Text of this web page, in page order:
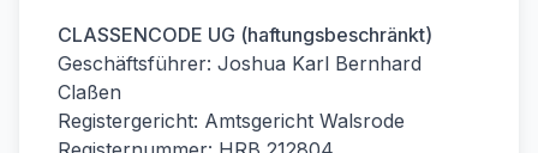
CLASSENCODE UG (haftungsbeschränkt)
Geschäftsführer: Joshua Karl Bernhard
Claßen
Registergericht: Amtsgericht Walsrode